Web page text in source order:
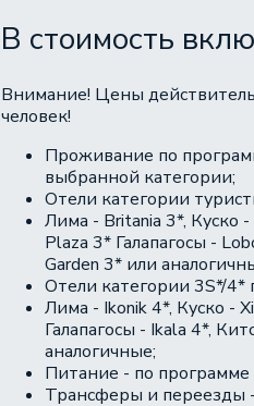
В стоимость
Внимание! Цены
человек!
Проживание по
выбранной категории;
Отели категории
Лима - Britania 3*, Куско
Plaza 3* Галапагосы -
Garden 3* или
Отели категории 3S*/4*
Лима - Ikonik 4*, Куско -
Галапагосы - Ikala 4*,
аналогичные;
Питание - по программе
Трансферы и переезды